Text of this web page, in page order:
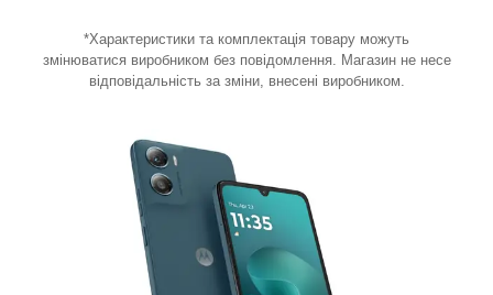
*Характеристики та комплектація товару можуть
змінюватися виробником без повідомлення. Магазин не несе
відповідальність за зміни, внесені виробником.